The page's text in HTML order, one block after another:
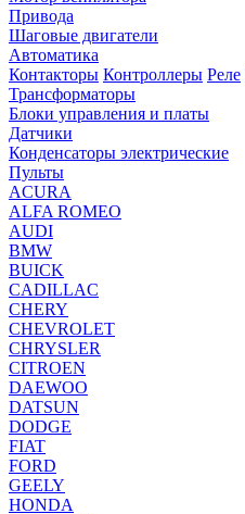
Привода
Шаговые двигатели
Автоматика
Контакторы Контроллеры Реле
Трансформаторы
Блоки управления и платы
Датчики
Конденсаторы электрические
Пульты
ACURA
ALFA ROMEO
AUDI
BMW
BUICK
CADILLAC
CHERY
CHEVROLET
CHRYSLER
CITROEN
DAEWOO
DATSUN
DODGE
FIAT
FORD
GEELY
HONDA